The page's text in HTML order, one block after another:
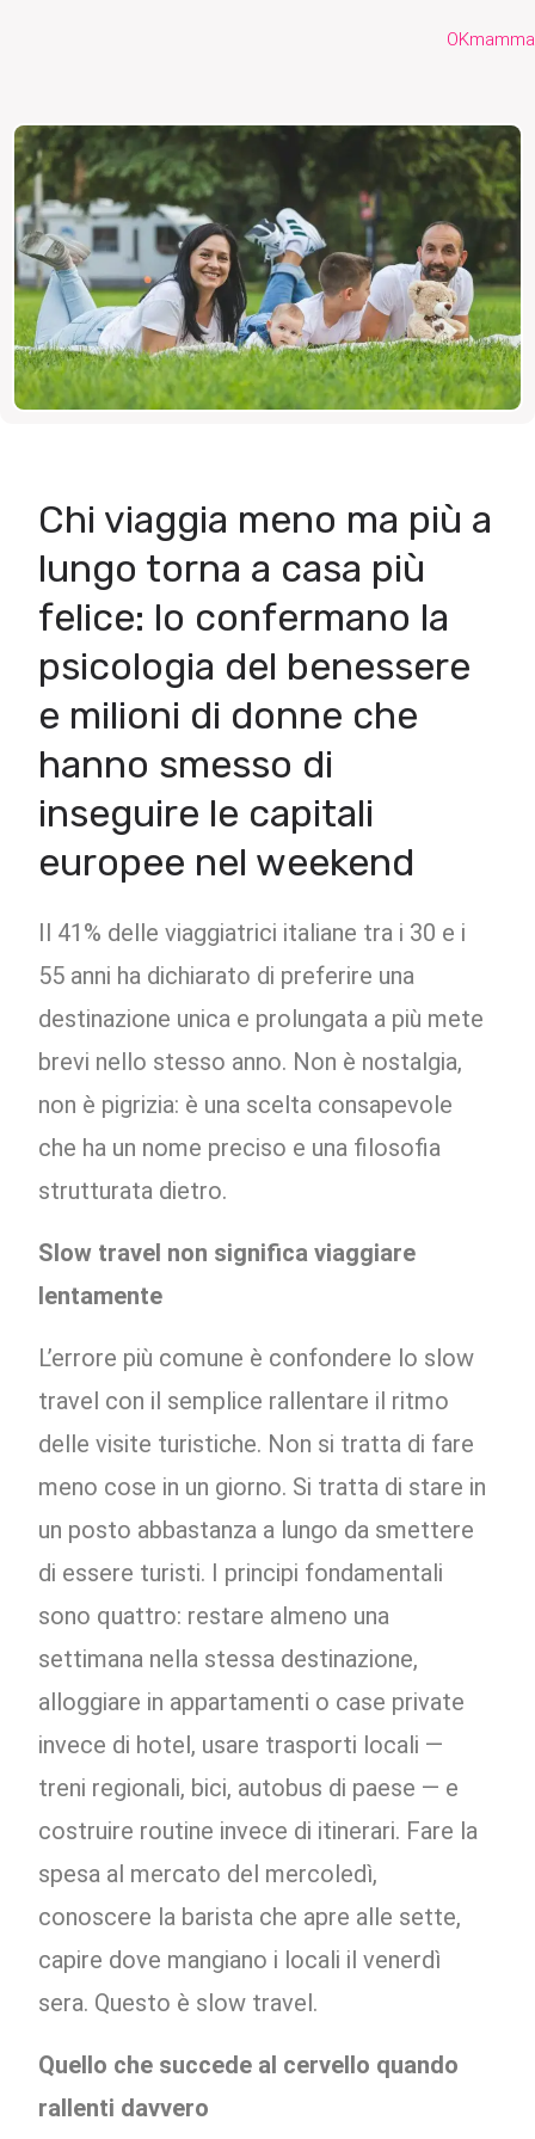
OKmamma
Chi viaggia meno ma più a
lungo torna a casa più
felice: lo confermano la
psicologia del benessere
e milioni di donne che
hanno smesso di
inseguire le capitali
europee nel weekend
Il 41% delle viaggiatrici italiane tra i 30 e i
55 anni ha dichiarato di preferire una
destinazione unica e prolungata a più mete
brevi nello stesso anno. Non è nostalgia,
non è pigrizia: è una scelta consapevole
che ha un nome preciso e una filosofia
strutturata dietro.
Slow travel non significa viaggiare
lentamente
L’errore più comune è confondere lo slow
travel con il semplice rallentare il ritmo
delle visite turistiche. Non si tratta di fare
meno cose in un giorno. Si tratta di stare in
un posto abbastanza a lungo da smettere
di essere turisti. I principi fondamentali
sono quattro: restare almeno una
settimana nella stessa destinazione,
alloggiare in appartamenti o case private
invece di hotel, usare trasporti locali —
treni regionali, bici, autobus di paese — e
costruire routine invece di itinerari. Fare la
spesa al mercato del mercoledì,
conoscere la barista che apre alle sette,
capire dove mangiano i locali il venerdì
sera. Questo è slow travel.
Quello che succede al cervello quando
rallenti davvero